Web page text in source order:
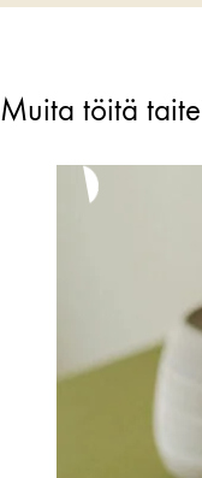
Muita töitä